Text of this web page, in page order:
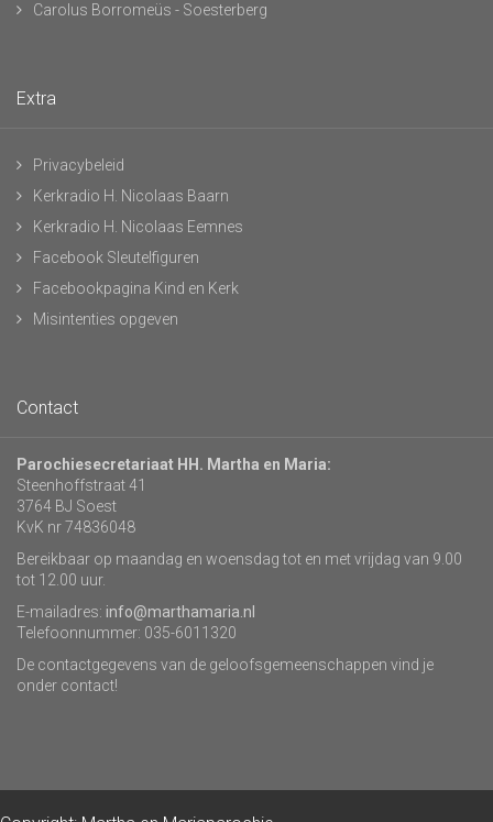
Carolus Borromeüs - Soesterberg
Extra
Privacybeleid
Kerkradio H. Nicolaas Baarn
Kerkradio H. Nicolaas Eemnes
Facebook Sleutelfiguren
Facebookpagina Kind en Kerk
Misintenties opgeven
Contact
Parochiesecretariaat HH. Martha en Maria:
Steenhoffstraat 41
3764 BJ Soest
KvK nr 74836048
Bereikbaar op maandag en woensdag tot en met vrijdag van 9.00
tot 12.00 uur.
E-mailadres: info@marthamaria.nl
Telefoonnummer: 035-6011320
De contactgegevens van de geloofsgemeenschappen vind je
onder contact!